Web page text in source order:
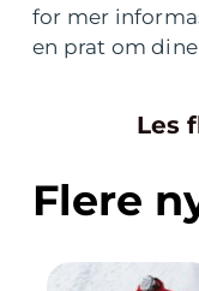
for mer
en prat om
Les
Flere